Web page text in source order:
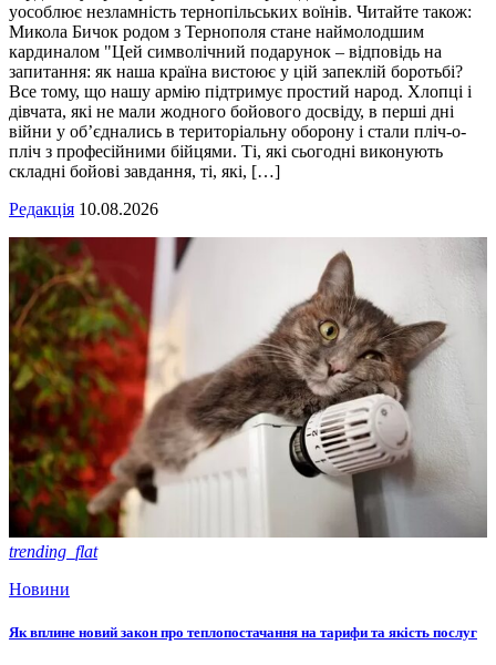
уособлює незламність тернопільських воїнів. Читайте також:
Микола Бичок родом з Тернополя стане наймолодшим
кардиналом "Цей символічний подарунок – відповідь на
запитання: як наша країна вистоює у цій запеклій боротьбі?
Все тому, що нашу армію підтримує простий народ. Хлопці і
дівчата, які не мали жодного бойового досвіду, в перші дні
війни у об’єднались в територіальну оборону і стали пліч-о-
пліч з професійними бійцями. Ті, які сьогодні виконують
складні бойові завдання, ті, які, […]
Редакція 10.08.2026
trending_flat
Новини
Як вплине новий закон про теплопостачання на тарифи та якість послуг